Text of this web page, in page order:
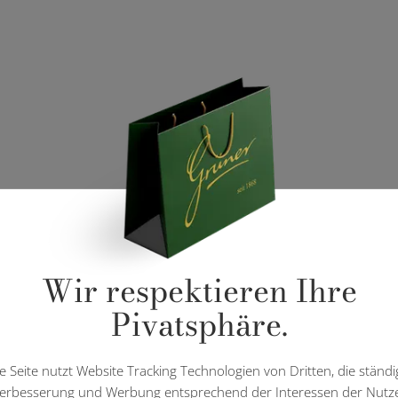
Wir respektieren Ihre
Pivatsphäre.
Seite nutzt Website Tracking Technologien von Dritten, die
und Werbung entsprechend der Interessen der